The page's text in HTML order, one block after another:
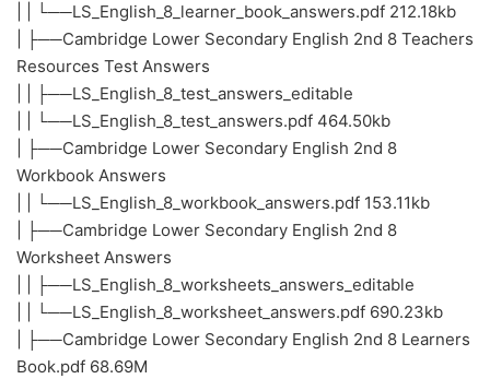
| | └──LS_English_8_learner_book_answers.pdf 212.18kb
| ├──Cambridge Lower Secondary English 2nd 8 Teachers
Resources Test Answers
| | ├──LS_English_8_test_answers_editable
| | └──LS_English_8_test_answers.pdf 464.50kb
| ├──Cambridge Lower Secondary English 2nd 8
Workbook Answers
| | └──LS_English_8_workbook_answers.pdf 153.11kb
| ├──Cambridge Lower Secondary English 2nd 8
Worksheet Answers
| | ├──LS_English_8_worksheets_answers_editable
| | └──LS_English_8_worksheet_answers.pdf 690.23kb
| ├──Cambridge Lower Secondary English 2nd 8 Learners
Book.pdf 68.69M